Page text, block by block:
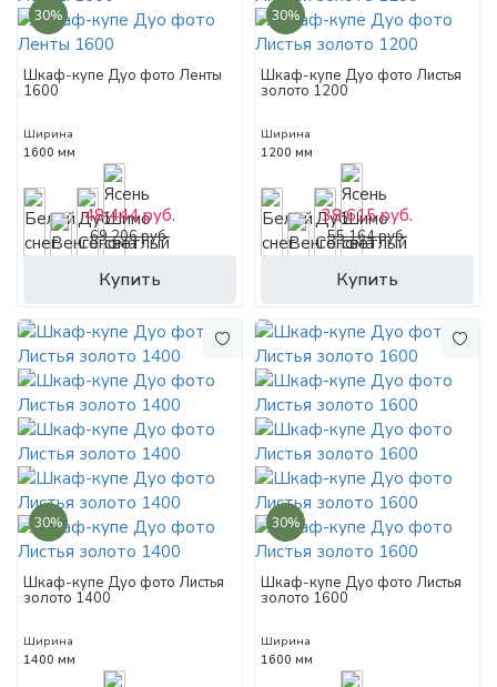
30%
Шкаф-купе Дуо фото Ленты
1600
Ширина
1600 мм
Купить
48 444 руб.
69 206 руб.
30%
Шкаф-купе Дуо фото Листья
золото 1200
Ширина
1200 мм
Купить
38 615 руб.
55 164 руб.
30%
Шкаф-купе Дуо фото Листья
золото 1400
Ширина
1400 мм
30%
Шкаф-купе Дуо фото Листья
золото 1600
Ширина
1600 мм